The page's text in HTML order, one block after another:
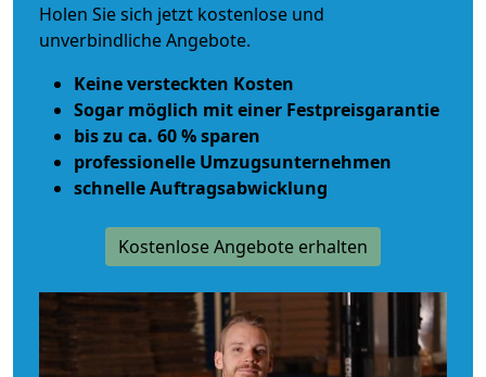
Holen Sie sich jetzt kostenlose und
unverbindliche Angebote.
Keine versteckten Kosten
Sogar möglich mit einer Festpreisgarantie
bis zu ca. 60 % sparen
professionelle Umzugsunternehmen
schnelle Auftragsabwicklung
Kostenlose Angebote erhalten